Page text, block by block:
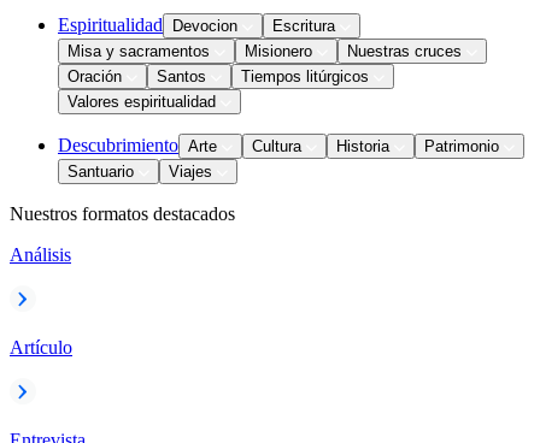
Espiritualidad Devocion
Escritura
Misa y sacramentos
Misionero
Nuestras cruces
Oración
Santos
Tiempos litúrgicos
Valores espiritualidad
Descubrimiento Arte Cultura Historia
Patrimonio
Santuario
Viajes
Nuestros formatos destacados
Análisis
Artículo